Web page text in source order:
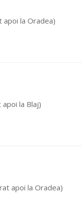
la Oradea)
la Blaj)
apoi la Oradea)